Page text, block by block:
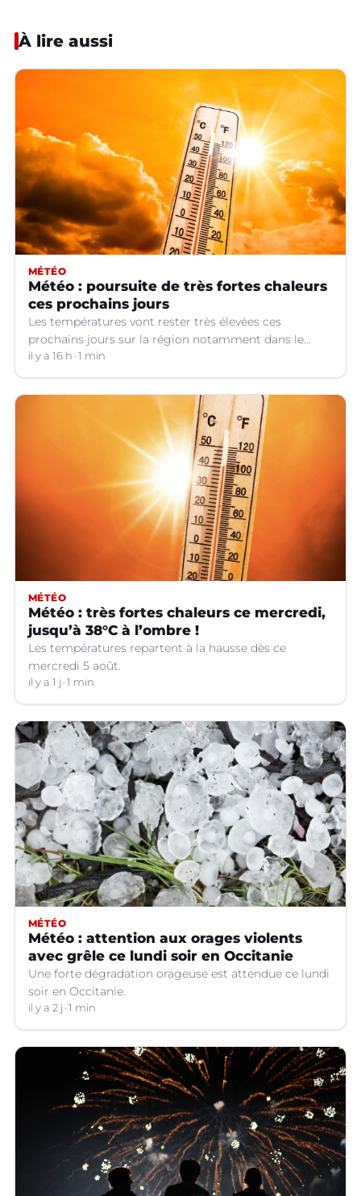
À lire aussi
MÉTÉO
Météo : poursuite de très fortes chaleurs
ces prochains jours
Les températures vont rester très élevées ces
prochains jours sur la région notamment dans le
Languedoc.
il y a 16 h 1 min
MÉTÉO
Météo : très fortes chaleurs ce mercredi,
jusqu’à 38°C à l’ombre !
Les températures repartent à la hausse dès ce
mercredi 5 août.
il y a 1 j 1 min
MÉTÉO
Météo : attention aux orages violents
avec grêle ce lundi soir en Occitanie
Une forte dégradation orageuse est attendue ce lundi
soir en Occitanie.
il y a 2 j 1 min